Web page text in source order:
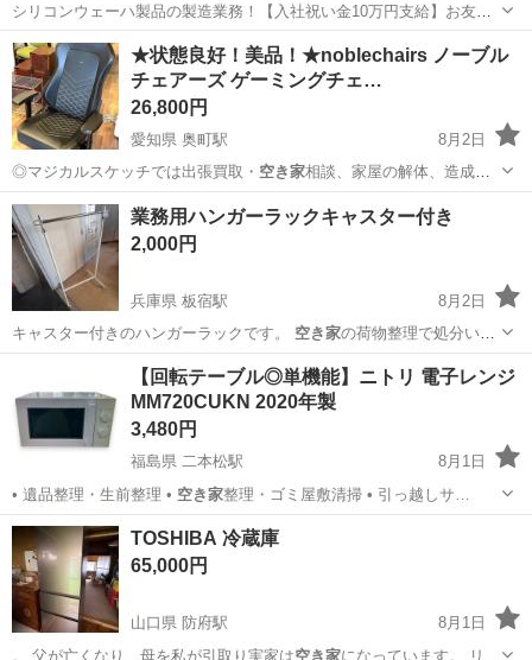
シリコンウェーハ製品の製造業務！【入社祝い金10万円支給】お友達
やカップルとの応募OK◎年間休日129日＆休出なしでプライベート充
実♪業務はクリーンルームで快適作業◎自社正社員登用制度あり★1食
300円～の格安食堂あり！《佐...
佐賀 伊万里市 東山代駅 その他
★状態良好！美品！★noblechairs ノーブル
チェアーズ ゲーミングチェ…
26,800円
愛知県 奥町駅
8月2日
◎マジカルスケッチでは出張買取・ 空き家相談、家屋の解体、造成な
どのサービスも…
愛知 一宮市 奥町駅 椅子 ノーブルチェアーズ
業務用ハンガーラックキャスター付き
2,000円
兵庫県 板宿駅
8月2日
キャスター付きのハンガーラックです。 空き家の荷物整理で処分いた
します。 かなり…
板宿駅 洗濯用品
ハンガーラックキャスター
【回転テーブル◎単機能】ニトリ 電子レンジ
MM720CUKN 2020年製
3,480円
福島県 二本松駅
8月1日
• 遺品整理・生前整理 • 空き家 整理・ゴミ屋敷清掃 • 引っ越しサ…
福島 二本松市 二本松駅 キッチン家電
TOSHIBA 冷蔵庫
65,000円
山口県 防府駅
8月1日
。 父が亡くなり、母を私が引取り実家は空き家になっています。 リサ